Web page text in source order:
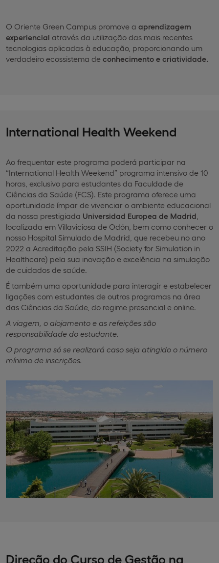
O Oriente Green Campus promove a aprendizagem
experiencial através da utilização das mais recentes
tecnologias aplicadas à educação, proporcionando um
verdadeiro ecossistema de conhecimento e criatividade.
International Health Weekend
Ao frequentar este programa poderá participar na
“International Health Weekend” programa intensivo de 10
horas, exclusivo para estudantes da Faculdade de
Ciências da Saúde (FCS). Este programa oferece uma
oportunidade ímpar de vivenciar o ambiente educacional
da nossa prestigiada Universidad Europea de Madrid
localizada em Villaviciosa de Odón, bem como conhecer o
nosso Hospital Simulado de Madrid, que recebeu no ano
2022 a Acreditação pela SSIH (Society for Simulation in
Healthcare) pela sua inovação e excelência na simulação
de cuidados de saúde.
É também uma oportunidade para interagir e estabelecer
ligações com estudantes de outros programas na área
das Ciências da Saúde, do regime presencial e online.
A viagem, o alojamento e as refeições são
responsabilidade do estudante.
O programa só se realizará caso seja atingido o número
mínimo de inscrições.
Direção do Curso de Gestão na